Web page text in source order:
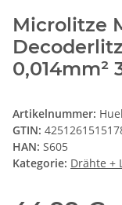
Microlitze
0,014mm²
Artikelnummer:
GTIN:
HAN: S605
Kategorie: Drähte +